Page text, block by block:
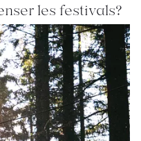
les festivals?